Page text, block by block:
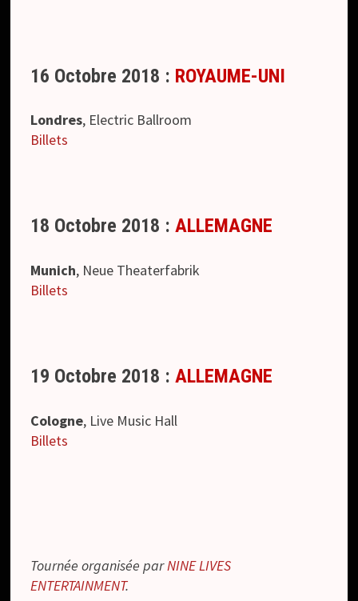
16 Octobre 2018 : ROYAUME-UNI
Londres, Electric Ballroom
Billets
18 Octobre 2018 :ALLEMAGNE
Munich, Neue Theaterfabrik
Billets
19 Octobre 2018 :ALLEMAGNE
Cologne, Live Music Hall
Billets
Tournée organisée parNINE LIVES
ENTERTAINMENT.